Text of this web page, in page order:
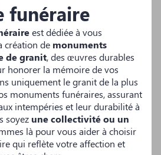
funéraire
est dédiée à vous
création de monuments
de granit, des œuvres durables
honorer la mémoire de vos
uniquement le granit de la plus
monuments funéraires, assurant
intempéries et leur durabilité à
soyez une collectivité ou un
là pour vous aider à choisir
qui reflète votre affection et